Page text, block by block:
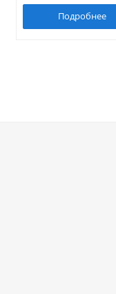
Подробнее